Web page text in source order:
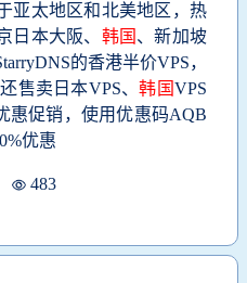
亚太地区和北美地区，热
日本大阪、 韩国 、新加坡
的香港半价VPS，
售卖日本VPS、韩国VPS
惠促销，使用优惠码AQB
优惠
483